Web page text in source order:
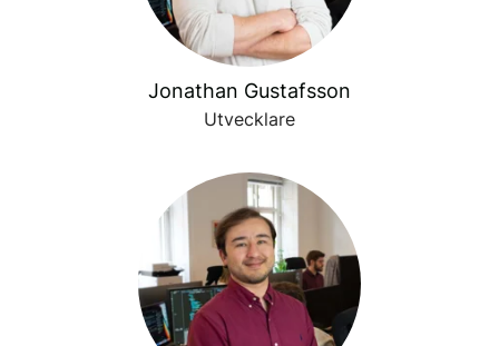
Jonathan Gustafsson
Utvecklare